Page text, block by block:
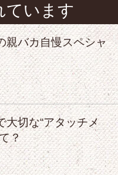
ています
親バカ自慢スペシャ
大切な“アタッチメ
？